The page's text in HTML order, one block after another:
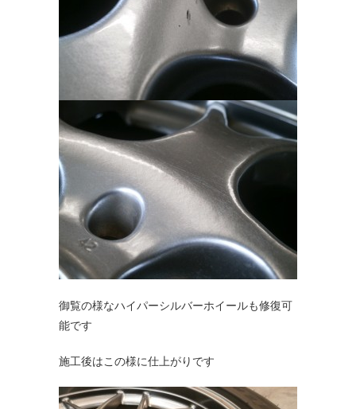
御覧の様なハイパーシルバーホイールも修復可
能です
施工後はこの様に仕上がりです